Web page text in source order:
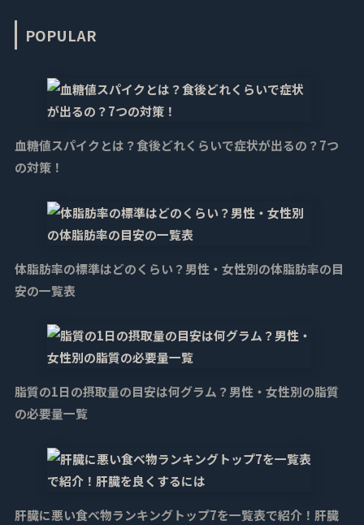
POPULAR
血糖値スパイクとは？食後どれくらいで症状が出るの？7つ
の対策！
体脂肪率の標準はどのくらい？男性・女性別の体脂肪率の目
安の一覧表
脂質の1日の摂取量の目安は何グラム？男性・女性別の脂質
の必要量一覧
肝臓に悪い食べ物ランキングトップ7を一覧表で紹介！肝臓